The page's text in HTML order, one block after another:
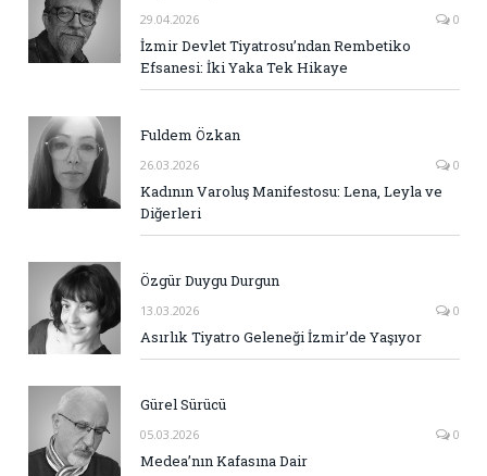
29.04.2026 0
İzmir Devlet Tiyatrosu’ndan Rembetiko
Efsanesi: İki Yaka Tek Hikaye
Fuldem Özkan
26.03.2026 0
Kadının Varoluş Manifestosu: Lena, Leyla ve
Diğerleri
Özgür Duygu Durgun
13.03.2026 0
Asırlık Tiyatro Geleneği İzmir’de Yaşıyor
Gürel Sürücü
05.03.2026 0
Medea’nın Kafasına Dair